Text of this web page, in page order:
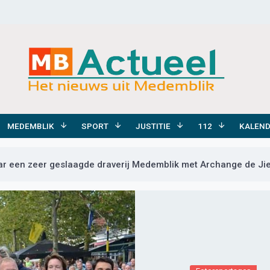
MEDEMBLIK SPORT JUSTITIE 112
een zeer geslaagde draverij Medemblik met Archange de